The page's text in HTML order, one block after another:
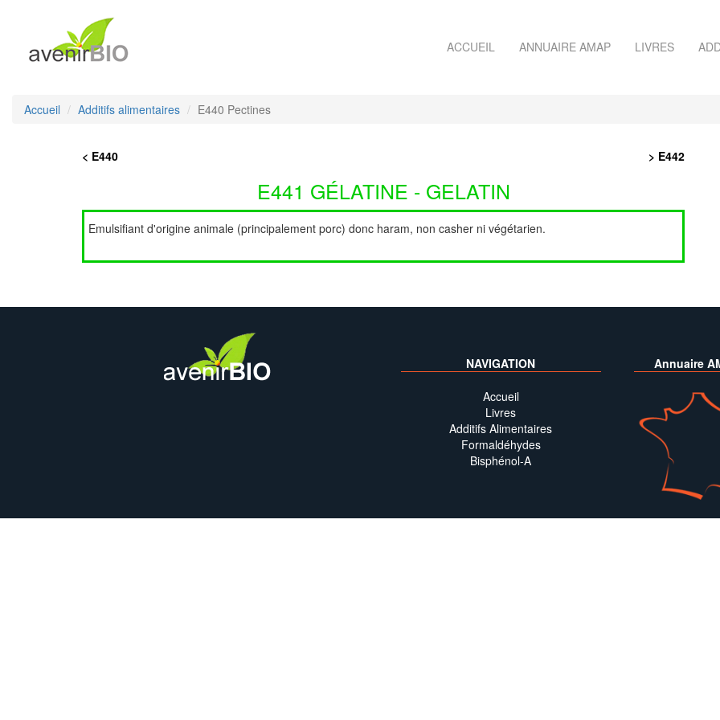
ACCUEIL ANNUAIRE AMAP LIVRES
Accueil Additifs alimentaires E440 Pectines
< E440 > E442
E441 GÉLATINE - GELATIN
Emulsifiant d'origine animale (principalement porc) donc haram, non casher ni végétarien.
NAVIGATION
Accueil
Livres
Additifs Alimentaires
Formaldéhydes
Bisphénol-A
Annuaire